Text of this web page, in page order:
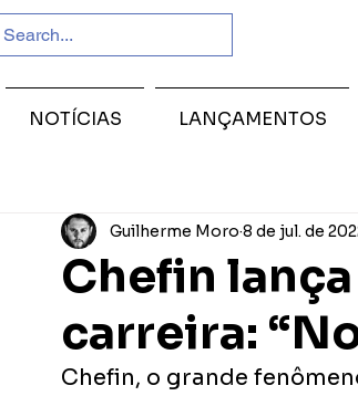
Chefin
carreira:
Guilherme Moro 8 de jul. de
Chefin, o grande
NOTÍCIAS LANÇAMENTOS